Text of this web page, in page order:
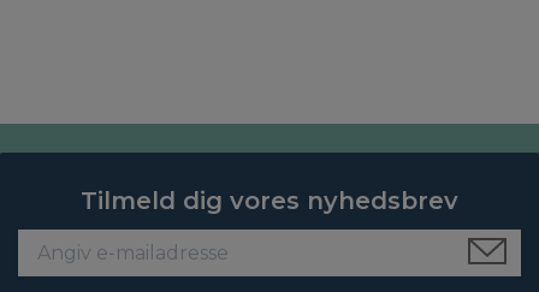
Tilmeld dig vores nyhedsbrev